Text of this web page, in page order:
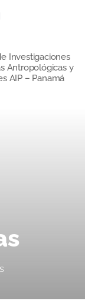
Investigaciones
Antropológicas y
AIP – Panamá